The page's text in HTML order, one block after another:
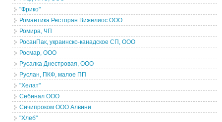
"Фрико"
Романтика Ресторан Вижелиос ООО
Ромира, ЧП
РосанПак, украинско-канадское СП, ООО
Росмар, ООО
Русалка Днестровая, ООО
Руслан, ПКФ, малое ПП
"Хелат"
Себинал ООО
Сичипроком ООО Алвини
"Хлеб"